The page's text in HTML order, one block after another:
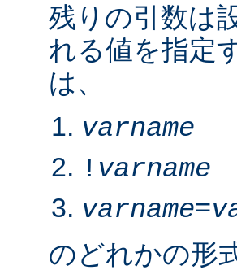
残りの引数は
れる値を指定
は、
varname
! varname
varname=
のどれかの形